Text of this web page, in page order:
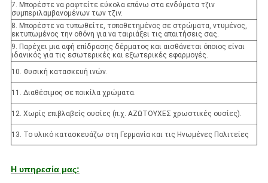
7. Μπορέστε να ραφτείτε εύκολα επάνω στα ενδύματα τζιν
συμπεριλαμβανομένων των τζιν.
8. Μπορέστε να τυπωθείτε, τοποθετημένος σε στρώματα, ντυμένος,
εκτυπωμένος την οθόνη για να ταιριάξει τις απαιτήσεις σας.
9. Παρέχει μια αφή επίδρασης δέρματος και αισθάνεται όποιος είναι
ιδανικός για τις εσωτερικές και εξωτερικές εφαρμογές.
10. Φυσική κατασκευή ινών.
11. Διαθέσιμος σε ποικίλα χρώματα.
12. Χωρίς επιβλαβείς ουσίες (π.χ. ΑΖΩΤΟΥΧΕΣ χρωστικές ουσίες).
13. Το υλικό κατασκευάζω στη Γερμανία και τις Ηνωμένες Πολιτείες
Η υπηρεσία μας: